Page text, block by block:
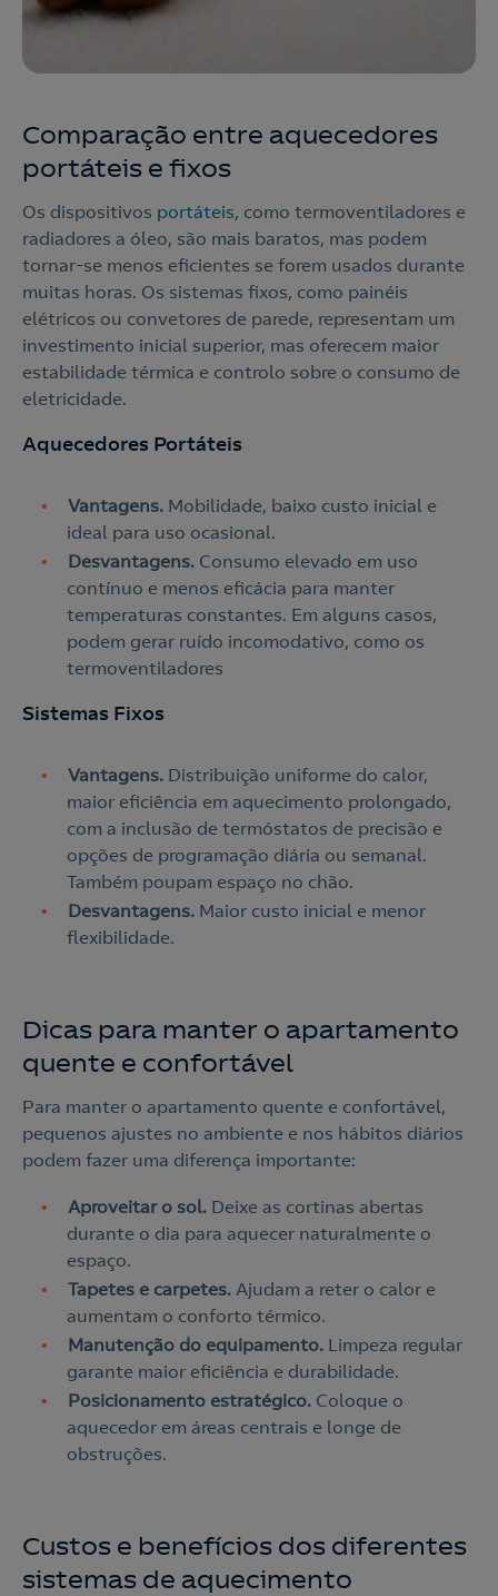
Contacte-nos
Nós ligamos!
Ao preencher este formulário, entraremos em contacto
consigo para lhe fazer chegar a nossa oferta de
Eletricidade e Gás.
Nós ligamos!
o
Contacte-nos
210 205 310
Para contratar
219 023 479
Se já é Cliente
Comparação entre aquecedores
portáteis e fixos
Os dispositivos portáteis, como termoventiladores e
radiadores a óleo, são mais baratos, mas podem
tornar-se menos eficientes se forem usados durante
muitas horas. Os sistemas fixos, como painéis
elétricos ou convetores de parede, representam um
investimento inicial superior, mas oferecem maior
estabilidade térmica e controlo sobre o consumo de
eletricidade.
Aquecedores Portáteis
Vantagens. Mobilidade, baixo custo inicial e
ideal para uso ocasional.
Desvantagens. Consumo elevado em uso
contínuo e menos eficácia para manter
temperaturas constantes. Em alguns casos,
podem gerar ruído incomodativo, como os
termoventiladores
Sistemas Fixos
Vantagens. Distribuição uniforme do calor,
maior eficiência em aquecimento prolongado,
com a inclusão de termóstatos de precisão e
opções de programação diária ou semanal.
Também poupam espaço no chão.
Desvantagens. Maior custo inicial e menor
flexibilidade.
Dicas para manter o apartamento
quente e confortável
Para manter o apartamento quente e confortável,
pequenos ajustes no ambiente e nos hábitos diários
podem fazer uma diferença importante:
Aproveitar o sol. Deixe as cortinas abertas
durante o dia para aquecer naturalmente o
espaço.
Tapetes e carpetes. Ajudam a reter o calor e
aumentam o conforto térmico.
Manutenção do equipamento. Limpeza regular
garante maior eficiência e durabilidade.
Posicionamento estratégico. Coloque o
aquecedor em áreas centrais e longe de
obstruções.
Custos e benefícios dos diferentes
sistemas de aquecimento